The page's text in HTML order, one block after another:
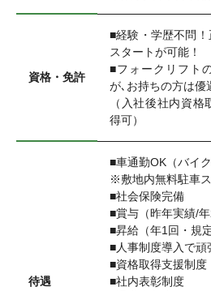
資格・免許
■経験・学歴不問
スタートが可能！
■フォークリフト
が､お持ちの方は優
（入社後社内資
得可）
待遇
■車通勤OK（バイク
※敷地内無料駐車
■社会保険完備
■賞与（昨年実績/年
■昇給（年1回・規定
■人事制度導入で頑
■資格取得支援制度
■社内表彰制度